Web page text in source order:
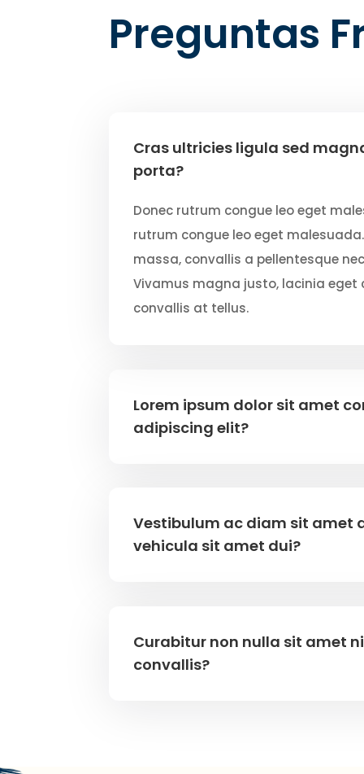
Preguntas
Cras ultricies ligula sed
porta?
Donec rutrum congue leo eget
rutrum congue leo eget
massa, convallis a pellentesque
Vivamus magna justo, lacinia eget
convallis at tellus.
Lorem ipsum dolor sit amet
adipiscing elit?
Vestibulum ac diam sit amet
vehicula sit amet dui?
Curabitur non nulla sit amet
convallis?